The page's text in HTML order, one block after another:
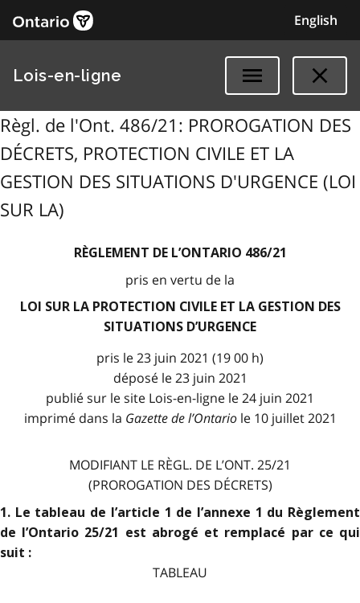
English
Lois-en-ligne
Règl. de l'Ont. 486/21: PROROGATION DES
DÉCRETS, PROTECTION CIVILE ET LA
GESTION DES SITUATIONS D'URGENCE (LOI
SUR LA)
RÈGLEMENT DE L’ONTARIO 486/21
pris en vertu de la
LOI SUR LA PROTECTION CIVILE ET LA GESTION DES
SITUATIONS D’URGENCE
pris le 23 juin 2021 (19 00 h)
déposé le 23 juin 2021
publié sur le site Lois-en-ligne le 24 juin 2021
imprimé dans la Gazette de l’Ontariole 10 juillet 2021
MODIFIANT LE RÈGL. DE L’ONT. 25/21
(PROROGATION DES DÉCRETS)
1. Le tableau de l’article 1 de l’annexe 1 du Règlement
de l’Ontario 25/21 est abrogé et remplacé par ce qui
suit :
TABLEAU